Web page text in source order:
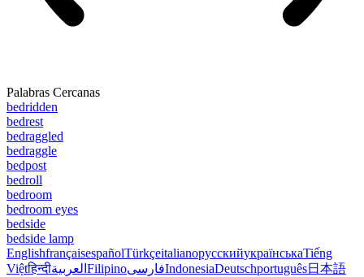
Palabras Cercanas
bedridden
bedrest
bedraggled
bedraggle
bedpost
bedroll
bedroom
bedroom eyes
bedside
bedside lamp
EnglishfrançaisespañolTürkçeitalianoрусскийукраїнськаTiếng
Việtहिन्दीالعربية FilipinoفارسیIndonesiaDeutschportuguês日本語